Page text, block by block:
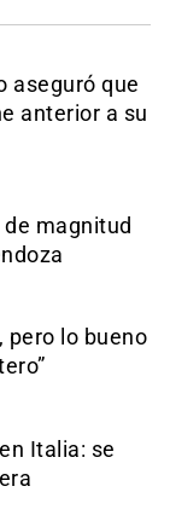
aseguró que
anterior a su
de magnitud
pero lo bueno
Italia: se